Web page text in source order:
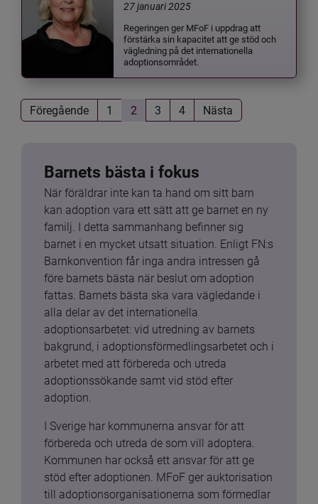
27 januari 2025
Regeringen ger MFoF i uppdrag att
förstärka sin kapacitet att ge stöd och
vägledning på det internationella
adoptionsområdet.
Föregående 1 2 3 4 Nästa
Barnets bästa i fokus
När föräldrar inte kan ta hand om sitt barn
kan adoption vara ett sätt att ge barnet en ny
familj. I detta sammanhang befinner sig
barnet i en mycket utsatt situation. Enligt FN:s
Barnkonvention får inga andra intressen gå
före barnets bästa när beslut om adoption
fattas. Barnets bästa ska vara vägledande i
alla delar av det internationella
adoptionsarbetet: vid utredning av barnets
bakgrund, i adoptionsförmedlingsarbetet och i
arbetet med att förbereda och utreda
adoptionssökande samt vid stöd efter
adoption.
I Sverige har kommunerna ansvar för att
förbereda och utreda de som vill adoptera.
Kommunen har också ett ansvar för att ge
stöd efter adoptionen. MFoF ger auktorisation
till adoptionsorganisationerna som förmedlar